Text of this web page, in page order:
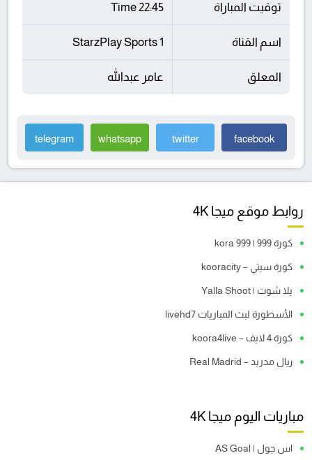
توقيت المباراة 22:45 Time
اسم القناة StarzPlay Sports 1
المعلق عامر عبدالله
facebook
twitter
whatsapp
telegram
روابط موقع ميجا 4K
كورة 999 | kora 999
كورة سيتي – kooracity
يلا شوت | Yalla Shoot
الأسطورة لبث المباريات livehd7
كورة 4 لايف – koora4live
ريال مدريد – Real Madrid
مباريات اليوم ميجا 4K
اس جول | AS Goal